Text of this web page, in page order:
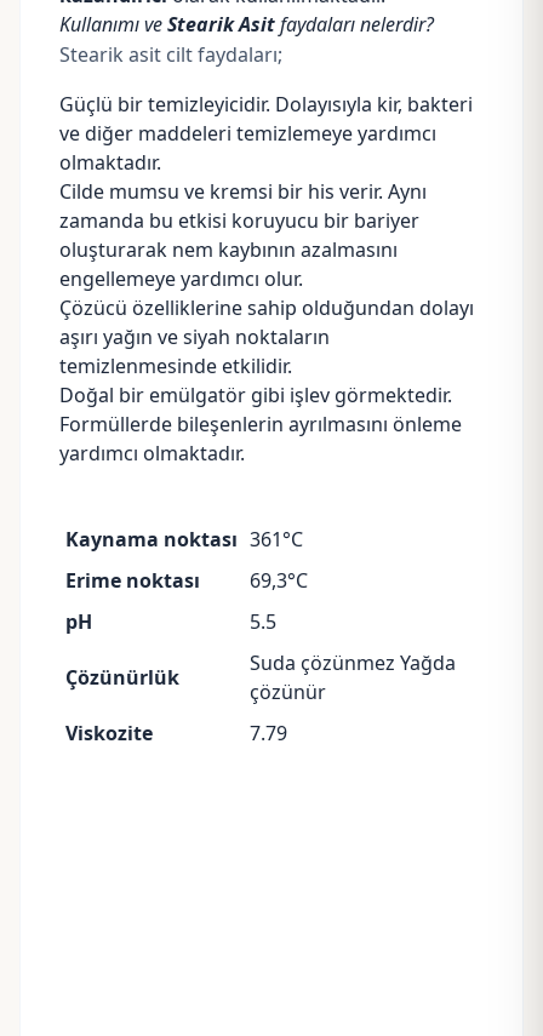
Kullanımı veStearik Asitfaydaları nelerdir?
Stearik asit cilt faydaları;
Güçlü bir temizleyicidir. Dolayısıyla kir, bakteri
ve diğer maddeleri temizlemeye yardımcı
olmaktadır.
Cilde mumsu ve kremsi bir his verir. Aynı
zamanda bu etkisi koruyucu bir bariyer
oluşturarak nem kaybının azalmasını
engellemeye yardımcı olur.
Çözücü özelliklerine sahip olduğundan dolayı
aşırı yağın ve siyah noktaların
temizlenmesinde etkilidir.
Doğal bir emülgatör gibi işlev görmektedir.
Formüllerde bileşenlerin ayrılmasını önleme
yardımcı olmaktadır.
Kaynama noktası 361°C
Erime noktası
69,3°C
pH
5.5
Çözünürlük
Suda çözünmez Yağda
çözünür
Viskozite
7.79